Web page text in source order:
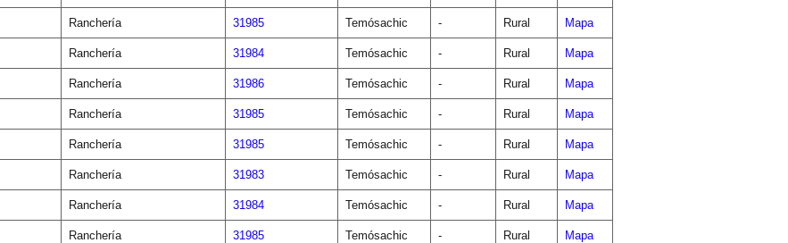
Ranchería 31985 Temósachic - Rural Mapa
Ranchería 31984 Temósachic - Rural Mapa
Ranchería 31986 Temósachic - Rural Mapa
Ranchería 31985 Temósachic - Rural Mapa
Ranchería 31985 Temósachic - Rural Mapa
Ranchería 31983 Temósachic - Rural Mapa
Ranchería 31984 Temósachic - Rural Mapa
Ranchería 31985 Temósachic - Rural Mapa